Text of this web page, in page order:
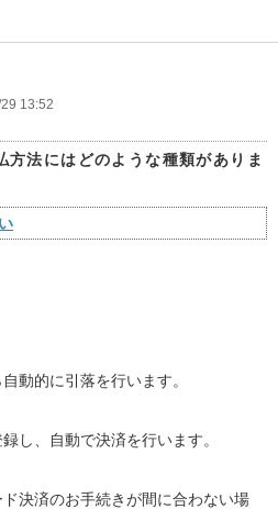
13:52
方法にはどのような種類がありま
動的に引落を行います。
し、自動で決済を行います。
決済のお手続きが間に合わない場